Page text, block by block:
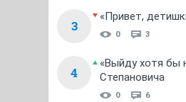
3
«Привет,
0 3
4
«Выйду хотя бы
Степановича
0 6